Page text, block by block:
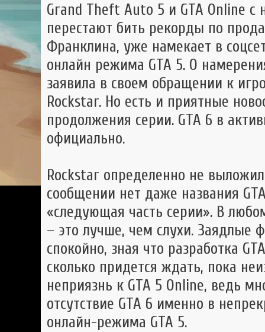
Grand Theft Auto 5 и GTA Online
перестают бить рекорды по
Франклина, уже намекает в
онлайн режима GTA 5. О
заявила в своем обращении к
Rockstar. Но есть и приятные
продолжения серии. GTA 6 в
официально.
Rockstar определенно не
сообщении нет даже названия
«следующая часть серии». В
– это лучше, чем слухи. Заядлые
спокойно, зная что разработка
сколько придется ждать, пока
неприязнь к GTA 5 Online, ведь
отсутствие GTA 6 именно в
онлайн-режима GTA 5.